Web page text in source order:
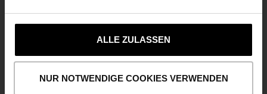
ALLE ZULASSEN
NUR NOTWENDIGE COOKIES VERWENDEN
Eisenbahnnotruf (REC)